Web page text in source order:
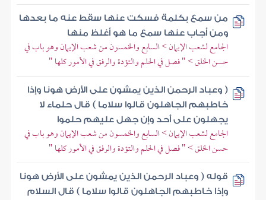
من سمع بكلمة فسكت عنها سقط عنه ما بعدها
ومن أجاب عنها سمع ما هو أغلظ منها
الجامع لشعب الإيمان > السابع والخمسون من شعب الإيمان وهو باب في
حسن الخلق > " فصل في الحلم والتؤدة والرفق في الأمور كلها "
( وعباد الرحمن الذين يمشون على الأرض هونا وإذا
خاطبهم الجاهلون قالوا سلاما ) قال حلماء لا
يجهلون على أحد وإن جهل عليهم حلموا
الجامع لشعب الإيمان > السابع والخمسون من شعب الإيمان وهو باب في
حسن الخلق > " فصل في الحلم والتؤدة والرفق في الأمور كلها "
قوله ( وعباد الرحمن الذين يمشون على الأرض هونا
وإذا خاطبهم الجاهلون قالوا سلاما ) قال السلام